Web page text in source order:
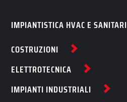
IMPIANTISTICA HVAC E SANITARI
COSTRUZIONI
ELETTROTECNICA
IMPIANTI INDUSTRIALI